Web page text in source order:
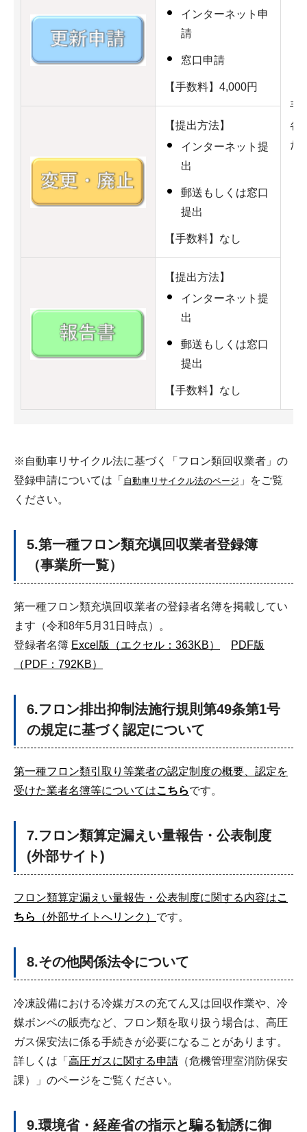
手
各
だ
インターネット申
請
窓口申請
【手数料】4,000円
【提出方法】
インターネット提
出
郵送もしくは窓口
提出
【手数料】なし
【提出方法】
インターネット提
出
郵送もしくは窓口
提出
【手数料】なし
※自動車リサイクル法に基づく「フロン類回収業者」の
登録申請については「 自動車リサイクル法のページ 」をご覧
ください。
5.第一種フロン類充塡回収業者登録簿
（事業所一覧）
第一種フロン類充塡回収業者の登録者名簿を掲載してい
ます（令和8年5月31日時点）。
登録者名簿 Excel版（エクセル：363KB）
PDF版
（PDF：792KB）
6.フロン排出抑制法施行規則第49条第1号
の規定に基づく認定について
第一種フロン類引取り等業者の認定制度の概要、認定を
受けた業者名簿等についてはこちらです。
7.フロン類算定漏えい量報告・公表制度
(外部サイト)
フロン類算定漏えい量報告・公表制度に関する内容はこ
ちら
（外部サイトへリンク） です。
8.その他関係法令について
冷凍設備における冷媒ガスの充てん又は回収作業や、冷
媒ボンベの販売など、フロン類を取り扱う場合は、高圧
ガス保安法に係る手続きが必要になることがあります。
詳しくは「 高圧ガスに関する申請 （危機管理室消防保安
課）」のページをご覧ください。
9.環境省・経産省の指示と騙る勧誘に御